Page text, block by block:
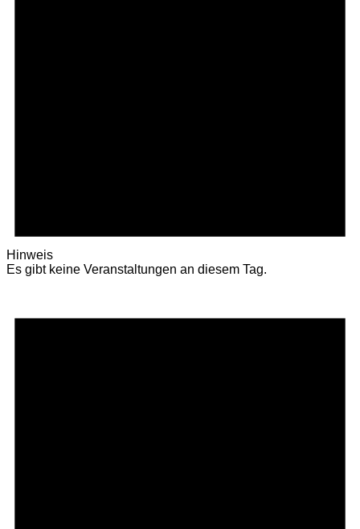
Hinweis
Es gibt keine Veranstaltungen an diesem Tag.